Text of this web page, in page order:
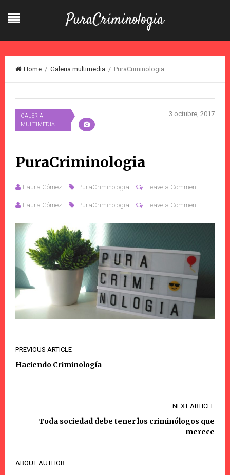
PuraCriminologia
Home/ Galeria multimedia / PuraCriminologia
GALERIA
MULTIMEDIA
3 octubre, 2017
PuraCriminologia
Laura Gómez PuraCriminologia Leave a Comment
Laura Gómez PuraCriminologia Leave a Comment
PREVIOUS ARTICLE
Haciendo Criminología
NEXT ARTICLE
Toda sociedad debe tener los criminólogos que
merece
ABOUT AUTHOR